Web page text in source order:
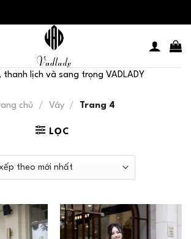
lịch và sang trọng VADLADY
chủ / Váy / Trang 4
LỌC